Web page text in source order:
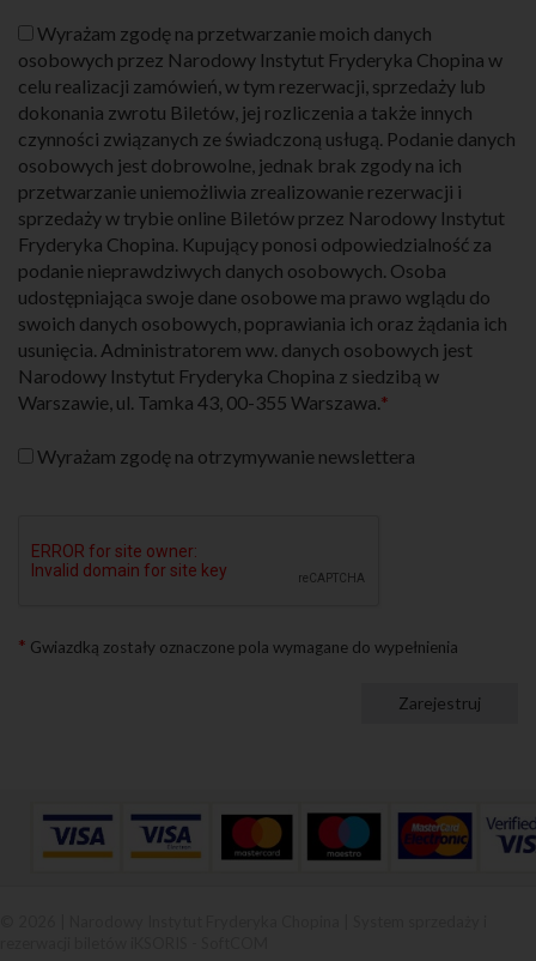
Wyrażam zgodę na przetwarzanie moich danych
osobowych przez Narodowy Instytut Fryderyka Chopina w
celu realizacji zamówień, w tym rezerwacji, sprzedaży lub
dokonania zwrotu Biletów, jej rozliczenia a także innych
czynności związanych ze świadczoną usługą. Podanie danych
osobowych jest dobrowolne, jednak brak zgody na ich
przetwarzanie uniemożliwia zrealizowanie rezerwacji i
sprzedaży w trybie online Biletów przez Narodowy Instytut
Fryderyka Chopina. Kupujący ponosi odpowiedzialność za
podanie nieprawdziwych danych osobowych. Osoba
udostępniająca swoje dane osobowe ma prawo wglądu do
swoich danych osobowych, poprawiania ich oraz żądania ich
usunięcia. Administratorem ww. danych osobowych jest
Narodowy Instytut Fryderyka Chopina z siedzibą w
Warszawie, ul. Tamka 43, 00-355 Warszawa.*
Wyrażam zgodę na otrzymywanie newslettera
* Gwiazdką zostały oznaczone pola wymagane do wypełnienia